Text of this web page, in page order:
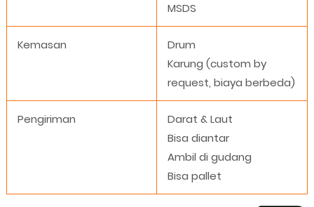
MSDS
Kemasan
Drum
Karung (custom by
request, biaya berbeda)
Pengiriman
Darat & Laut
Bisa diantar
Ambil di gudang
Bisa pallet